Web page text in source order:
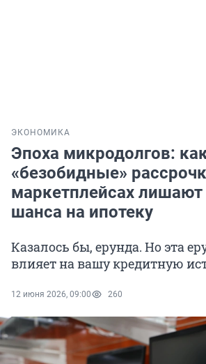
ЭКОНОМИКА
Эпоха микродолгов:
«безобидные»
маркетплейсах лишают
шанса на ипотеку
Казалось бы, ерунда. Но эта
влияет на вашу кредитную
12 июня 2026, 09:00 260